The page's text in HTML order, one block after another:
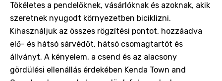
Tökéletes a pendelőknek, vásárlóknak és azoknak, akik
szeretnek nyugodt környezetben biciklizni.
Kihasználjuk az összes rögzítési pontot, hozzáadva
elő- és hátsó sárvédőt, hátsó csomagtartót és
állványt. A kényelem, a csend és az alacsony
gördülési ellenállás érdekében Kenda Town and